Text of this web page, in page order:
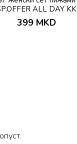
ALL DAY KK
SS26
399 MKD